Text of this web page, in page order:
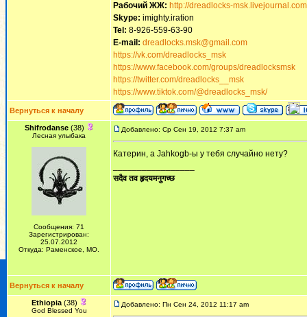
Рабочий ЖЖ: http://dreadlocks-
Skype: imighty.iration
Tel: 8-926-559-63-90
E-mail: dreadlocks.msk@gmail.com
https://vk.com/dreadlocks_msk
https://www.facebook.com/groups/dreadlocksmsk
https://twitter.com/dreadlocks__msk
https://www.tiktok.com/@dreadlocks_msk/
Вернуться к началу
Shifrodanse(38)
Лесная улыбака
Сообщения: 71
Зарегистрирован:
25.07.2012
Откуда: Раменское, МО.
Добавлено: Ср Сен 19, 2012 7:37 am
Катерин, а Jahkogb-ы у тебя случайно нету?
सदैव तव हृदयमनुगच्छ
Вернуться к началу
Ethiopia(38)
God Blessed You
Добавлено: Пн Сен 24, 2012 11:17 am